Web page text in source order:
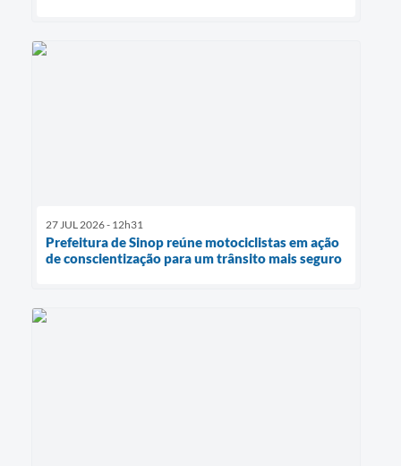
27 JUL 2026 - 12h31
Prefeitura de Sinop reúne motociclistas em ação
de conscientização para um trânsito mais seguro